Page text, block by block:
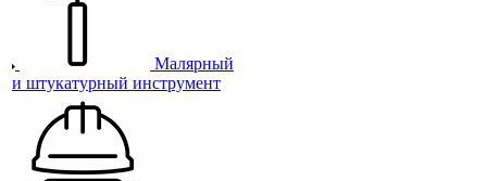
Малярный
и штукатурный инструмент